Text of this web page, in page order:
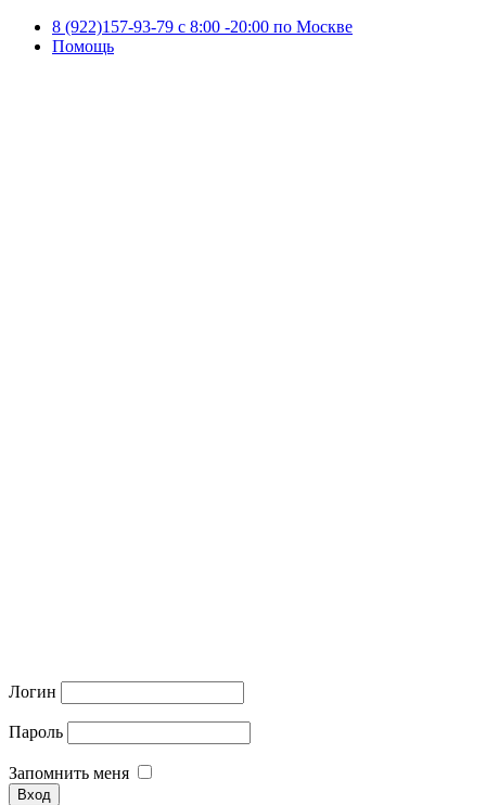
8 (922)157-93-79 c 8:00 -20:00 по Москве
Помощь
Логин
Пароль
Запомнить меня